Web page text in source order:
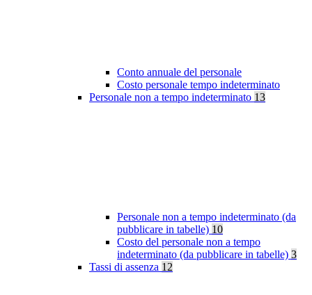
Conto annuale del personale
Costo personale tempo indeterminato
Personale non a tempo indeterminato 13
Personale non a tempo indeterminato (da
pubblicare in tabelle) 10
Costo del personale non a tempo
indeterminato (da pubblicare in tabelle) 3
Tassi di assenza 12